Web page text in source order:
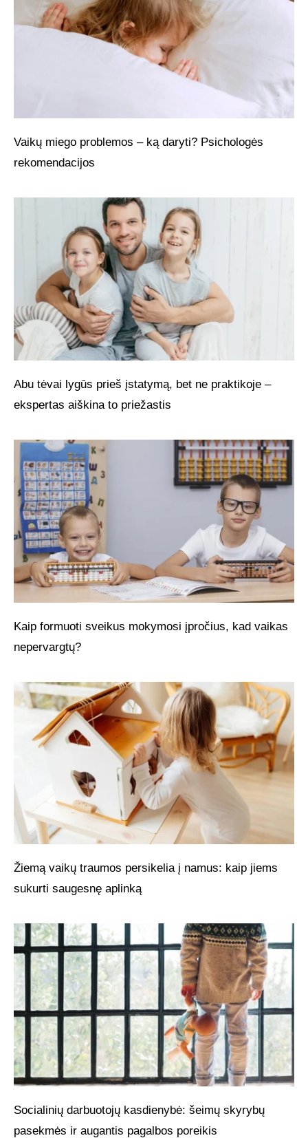
Vaikų miego problemos – ką daryti? Psichologės
rekomendacijos
Abu tėvai lygūs prieš įstatymą, bet ne praktikoje –
ekspertas aiškina to priežastis
Kaip formuoti sveikus mokymosi įpročius, kad vaikas
nepervargtų?
Žiemą vaikų traumos persikelia į namus: kaip jiems
sukurti saugesnę aplinką
Socialinių darbuotojų kasdienybė: šeimų skyrybų
pasekmės ir augantis pagalbos poreikis